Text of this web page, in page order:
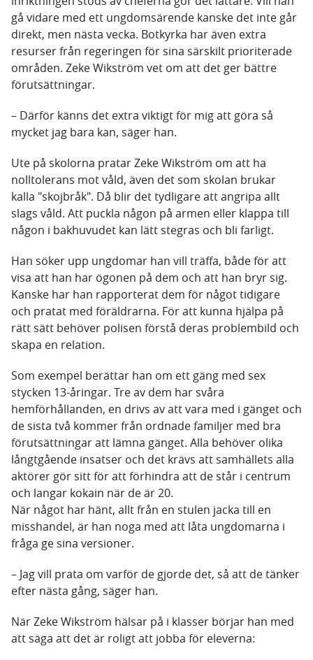
gå vidare med ett ungdomsärende kanske det inte går
direkt, men nästa vecka. Botkyrka har även extra
resurser från regeringen för sina särskilt prioriterade
områden. Zeke Wikström vet om att det ger bättre
förutsättningar.
– Därför känns det extra viktigt för mig att göra så
mycket jag bara kan, säger han.
Ute på skolorna pratar Zeke Wikström om att ha
nolltolerans mot våld, även det som skolan brukar
kalla "skojbråk". Då blir det tydligare att angripa allt
slags våld. Att puckla någon på armen eller klappa till
någon i bakhuvudet kan lätt stegras och bli farligt.
Han söker upp ungdomar han vill träffa, både för att
visa att han har ögonen på dem och att han bryr sig.
Kanske har han rapporterat dem för något tidigare
och pratat med föräldrarna. För att kunna hjälpa på
rätt sätt behöver polisen förstå deras problembild och
skapa en relation.
Som exempel berättar han om ett gäng med sex
stycken 13-åringar. Tre av dem har svåra
hemförhållanden, en drivs av att vara med i gänget och
de sista två kommer från ordnade familjer med bra
förutsättningar att lämna gänget. Alla behöver olika
långtgående insatser och det krävs att samhällets alla
aktörer gör sitt för att förhindra att de står i centrum
och langar kokain när de är 20.
När något har hänt, allt från en stulen jacka till en
misshandel, är han noga med att låta ungdomarna i
fråga ge sina versioner.
– Jag vill prata om varför de gjorde det, så att de tänker
efter nästa gång, säger han.
När Zeke Wikström hälsar på i klasser börjar han med
att säga att det är roligt att jobba för eleverna: